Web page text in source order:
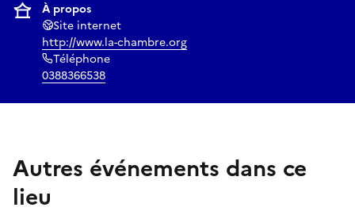
À propos
Site internet
http://www.la-chambre.org
Téléphone
0388366538
Autres événements dans ce
lieu